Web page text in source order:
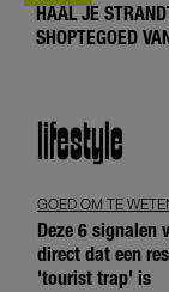
HAAL JE
SHOPTEGOED
lifestyle
GOED OM TE
Deze 6 signalen
direct dat een
'tourist trap' is